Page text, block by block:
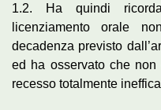
1.2. Ha quindi
licenziamento orale
decadenza previsto
ed ha osservato che
recesso totalmente